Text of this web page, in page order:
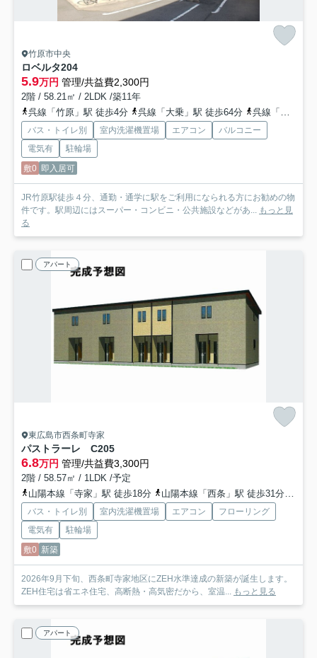
竹原市中央
ロベルタ204
5.9万円 管理/共益費2,300円
2階 / 58.21㎡ / 2LDK /築11年
呉線「竹原」駅 徒歩4分
呉線「大乗」駅 徒歩64分 呉線「吉名」駅 車13分 5.4km
バス・トイレ別 室内洗濯機置場 エアコン
バルコニー
電気有
駐輪場
敷0 即入居可
JR竹原駅徒歩４分、通勤・通学に駅をご利用になられる方にお勧めの物
件です。駅周辺にはスーパー・コンビニ・公共施設などがあ... もっと見
る
アパート
東広島市西条町寺家
パストラーレ C205
6.8万円 管理/共益費3,300円
2階 / 58.57㎡ / 1LDK /予定
山陽本線「寺家」駅 徒歩18分
山陽本線「西条」駅 徒歩31分
バス・トイレ別 室内洗濯機置場 エアコン
フローリング
電気有
駐輪場
敷0 新築
2026年9月下旬、西条町寺家地区にZEH水準達成の新築が誕生します。
ZEH住宅は省エネ住宅、高断熱・高気密だから、室温... もっと見る
アパート